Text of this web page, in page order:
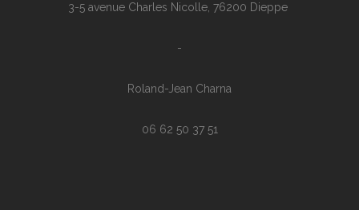
3-5 avenue Charles Nicolle, 76200 Dieppe
-
Roland-Jean Charna
06 62 50 37 51